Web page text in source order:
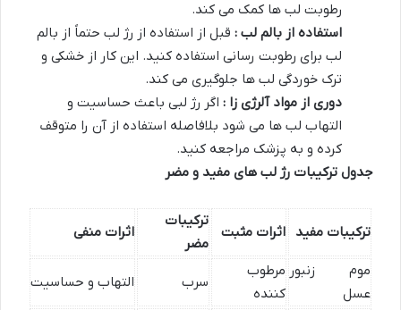
رطوبت لب ها کمک می کند.
استفاده از بالم لب : قبل از استفاده از رژ لب حتماً از بالم
لب برای رطوبت رسانی استفاده کنید. این کار از خشکی و
ترک خوردگی لب ها جلوگیری می کند.
دوری از مواد آلرژی زا : اگر رژ لبی باعث حساسیت و
التهاب لب ها می شود بلافاصله استفاده از آن را متوقف
کرده و به پزشک مراجعه کنید.
جدول ترکیبات رژ لب های مفید و مضر
ترکیبات مفید اثرات مثبت
ترکیبات
مضر
اثرات منفی
موم زنبور
عسل
مرطوب
کننده
سرب التهاب و حساسیت